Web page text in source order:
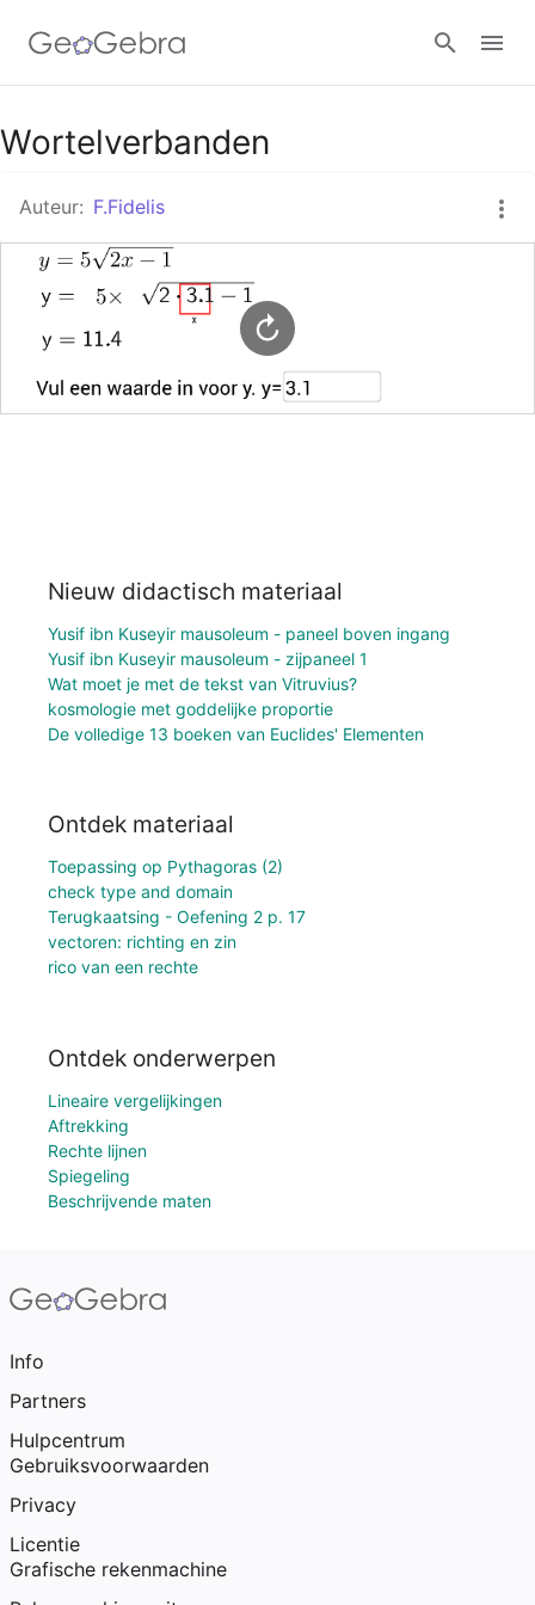
Google Classroom
GeoGebra Klaslokaal
Aanmelden
Wortelverbanden
Auteur: F.Fidelis
Nieuw didactisch materiaal
Yusif ibn Kuseyir mausoleum - paneel boven ingang
Yusif ibn Kuseyir mausoleum - zijpaneel 1
Wat moet je met de tekst van Vitruvius?
kosmologie met goddelijke proportie
De volledige 13 boeken van Euclides' Elementen
Ontdek materiaal
Toepassing op Pythagoras (2)
check type and domain
Terugkaatsing - Oefening 2 p. 17
vectoren: richting en zin
rico van een rechte
Ontdek onderwerpen
Lineaire vergelijkingen
Aftrekking
Rechte lijnen
Spiegeling
Beschrijvende maten
Info
Partners
Hulpcentrum
Gebruiksvoorwaarden
Privacy
Licentie
Grafische rekenmachine